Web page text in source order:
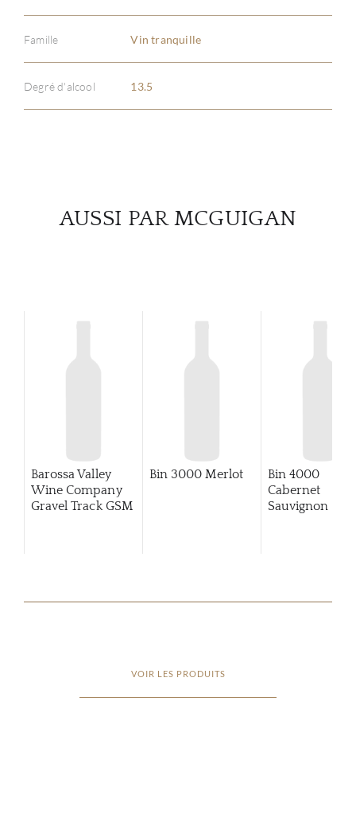
Famille Vin tranquille
Degré d'alcool 13.5
AUSSI PAR MCGUIGAN
Barossa Valley
Wine Company
Gravel Track GSM
Bin 3000 Merlot
Bin 4000
Cabernet
Sauvignon
VOIR LES PRODUITS